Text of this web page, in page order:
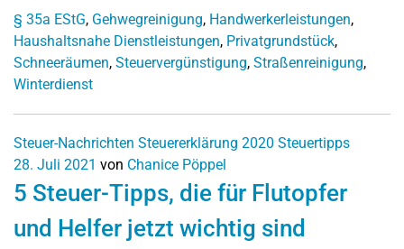
§ 35a EStG, Gehwegreinigung, Handwerkerleistungen,
Haushaltsnahe Dienstleistungen, Privatgrundstück,
Schneeräumen, Steuervergünstigung, Straßenreinigung,
Winterdienst
Steuer-Nachrichten Steuererklärung 2020 Steuertipps
28. Juli 2021 von Chanice Pöppel
5 Steuer-Tipps, die für Flutopfer
und Helfer jetzt wichtig sind